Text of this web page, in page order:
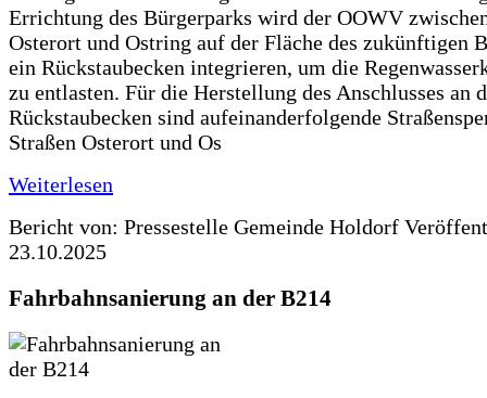
Errichtung des Bürgerparks wird der OOWV
Osterort und Ostring auf der Fläche des zukünftigen
ein Rückstaubecken integrieren, um die
zu entlasten. Für die Herstellung des Anschlusses an
Rückstaubecken sind aufeinanderfolgende
Straßen Osterort und Os
Weiterlesen
Bericht von: Pressestelle Gemeinde Holdorf
23.10.2025
Fahrbahnsanierung an der B214